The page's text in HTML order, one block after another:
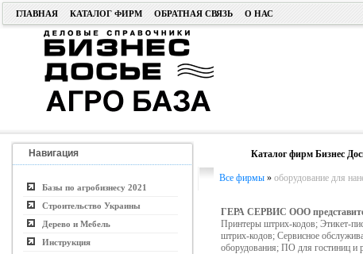
ГЛАВНАЯ КАТАЛОГ ФИРМ ОБРАТНАЯ СВЯЗЬ О НАС
Навигация
Базы по агробизнесу 2021
Строительство Украины
Дерево и Мебель
Инструкция
Каталог фирм Бизнес
Все фирмы» оборудование для
ГЕРА СЕРВИС ООО
Принтеры штрих-кодов; Этикет-
штрих-кодов; Сервисное
оборудования; ПО для гостиниц и